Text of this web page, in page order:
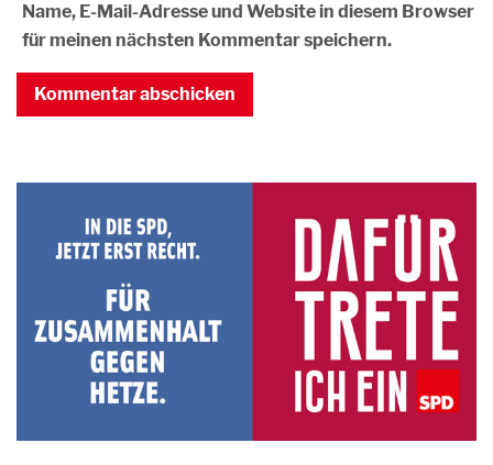
Name, E-Mail-Adresse und Website in diesem Browser
für meinen nächsten Kommentar speichern.